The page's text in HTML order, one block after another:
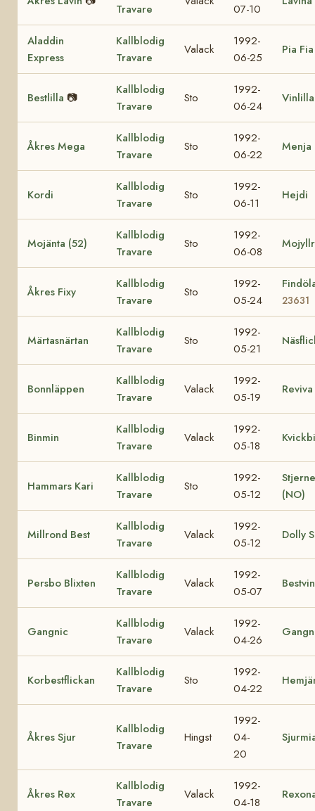
Travare
07-10
Aladdin
Express
Kallblodig
Travare
Valack
1992-
06-25
Pia Fia
Bestlilla 📷
Kallblodig
Travare
Sto
1992-
06-24
Vinlilla
Åkres Mega
Kallblodig
Travare
Sto
1992-
06-22
Menja
Kordi
Kallblodig
Travare
Sto
1992-
06-11
Hejdi
Mojänta (52)
Kallblodig
Travare
Sto
1992-
06-08
Åkres Fixy
Kallblodig
Travare
Sto
1992-
05-24
23631
Märtasnärtan
Kallblodig
Travare
Sto
1992-
05-21
Bonnläppen
Kallblodig
Travare
Valack
1992-
05-19
Reviva
Binmin
Kallblodig
Travare
Valack
1992-
05-18
Hammars Kari
Kallblodig
Travare
Sto
1992-
05-12
(NO)
Millrond Best
Kallblodig
Travare
Valack
1992-
05-12
Dolly
Persbo Blixten
Kallblodig
Travare
Valack
1992-
05-07
Gangnic
Kallblodig
Travare
Valack
1992-
04-26
Korbestflickan
Kallblodig
Travare
Sto
1992-
04-22
Åkres Sjur
Kallblodig
Travare
Hingst
1992-
04-
20
Åkres Rex
Kallblodig
Travare
Valack
1992-
04-18